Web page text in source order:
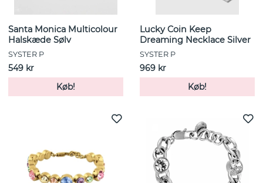
Santa Monica Multicolour
Halskæde Sølv
SYSTER P
549 kr
Køb!
Lucky Coin Keep
Dreaming Necklace Silver
SYSTER P
969 kr
Køb!